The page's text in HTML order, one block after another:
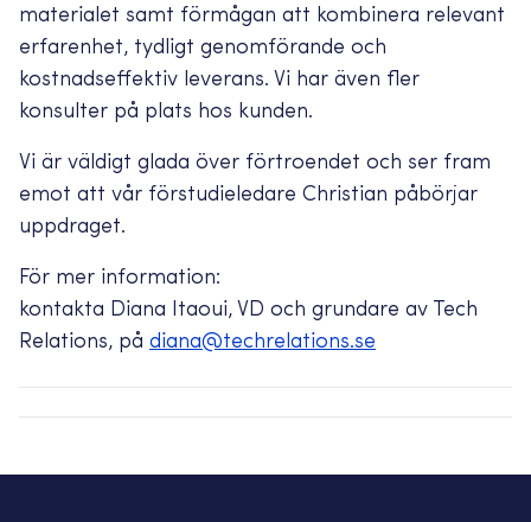
materialet samt förmågan att kombinera relevant
erfarenhet, tydligt genomförande och
kostnadseffektiv leverans. Vi har även fler
konsulter på plats hos kunden.
Vi är väldigt glada över förtroendet och ser fram
emot att vår förstudieledare Christian påbörjar
uppdraget.
För mer information:
kontakta Diana Itaoui, VD och grundare av Tech
Relations, på diana@techrelations.se